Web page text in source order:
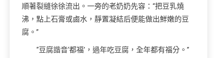
順著裂縫徐徐流出。一旁的老奶奶先容：“把豆乳燒
沸，點上石膏或鹵水，靜置凝結后便能做出鮮嫩的豆
腐。”
“豆腐諧音‘都福’，過年吃豆腐，全年都有福分。”